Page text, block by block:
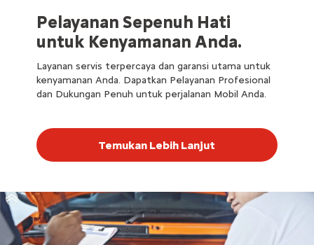
Pelayanan Sepenuh Hati
untuk Kenyamanan Anda.
Layanan servis terpercaya dan garansi utama untuk
kenyamanan Anda. Dapatkan Pelayanan Profesional
dan Dukungan Penuh untuk perjalanan Mobil Anda.
Temukan Lebih Lanjut